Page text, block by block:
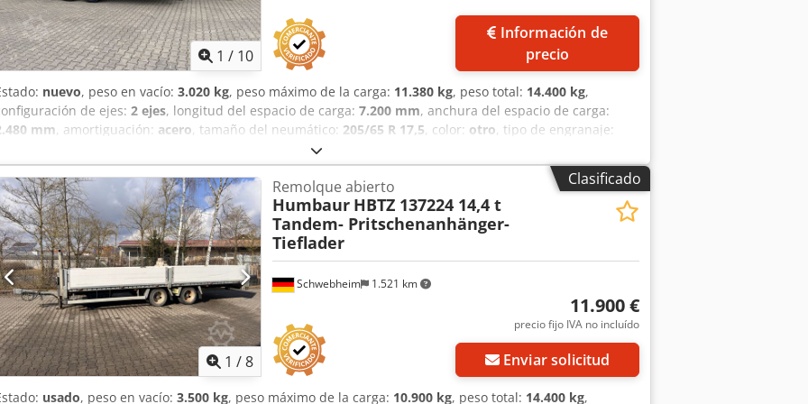
1 / 10
precio
nuevo, peso en vacío: 3.020 kg, peso máximo de la carga: 11.380 kg, peso total: 14.400 kg,
de ejes: 2 ejes, longitud del espacio de carga: 7.200 mm, anchura del espacio de carga:
mm, amortiguación: acero, tamaño del neumático: 205/65 R 17,5, color: otro, tipo de engranaje:
205/65 R 17,5, tamaño del neumático trasero:
del conductor:otro, clase de emisión:ninguno, combustible:biodiésel, Equipamiento:ABS, freno
aire comprimido
, Altura de carga: aprox. 820 mm, ancho interior del vehículo: aprox. 2480 mm, frente
acero galvanizado, 600 mm de altura, laterales de aluminio plegables y desmontables, largueros
suelo de madera de 40 mm, 3 huecos centrales para alojar largueros de 80 x 80, 6 ojales
amarre, marco exterior con ojales para amarre, soporte de transmisión reforzado con marchas lentas y
marcadores de contorno y protección lateral contra impactos, guardabarros y sistema de
de salpicaduras, parte trasera, sobreprecio por rejilla en el frente de 1600 mm de altura (chapa
precio: 1400 euros, sobreprecio por rampas de aluminio, capacidad de carga por par de
toneladas y 2 soportes plegables traseros, precio: 1900 euros, --salvo errores, omisiones y
imágenes ilustrativas--, más datos en: !, Más detalles: ! Cjdpfx Alszrqh Hjxjha
Clasificado
1 /8
Schwebheim 1.521 km
Remolque abierto
Humbaur HBTZ 137224 14,4 t
Tandem- Pritschenanhänger-
Tieflader
11.900 €
precio fijo IVA no incluído
Enviar solicitud
usado, peso en vacío: 3.500 kg, peso máximo de la carga: 10.900 kg, peso total: 14.400 kg,